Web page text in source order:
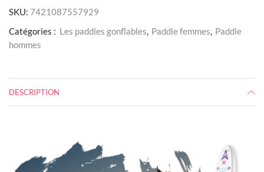
SKU: 7421087557929
Catégories : Les paddles gonflables, Paddle femmes, Paddle
hommes
DESCRIPTION